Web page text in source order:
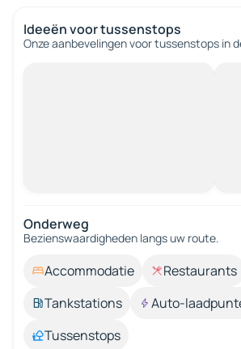
Ideeën voor tussenstops
Onze aanbevelingen voor tussenstops in
Onderweg
Bezienswaardigheden langs uw route.
Accommodatie Restaurants
Tankstations
Auto-
Tussenstops